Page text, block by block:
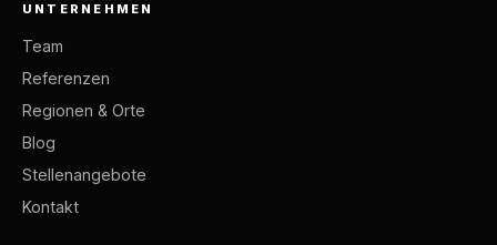
UNTERNEHMEN
Team
Referenzen
Regionen & Orte
Blog
Stellenangebote
Kontakt